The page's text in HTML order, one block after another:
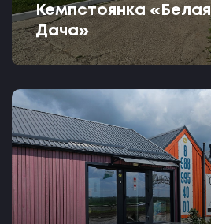
Кемпстоянка «Белая
Дача»